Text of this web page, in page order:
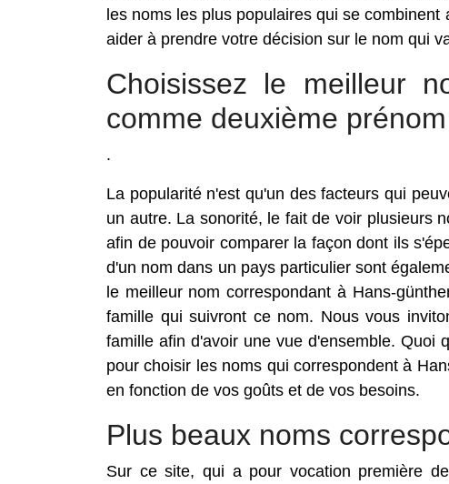
les noms les plus populaires qui se
aider à prendre votre décision sur le nom qui
Choisissez le meilleur
comme deuxième prénom
.
La popularité n'est qu'un des facteurs qui
un autre. La sonorité, le fait de voir plusieurs
afin de pouvoir comparer la façon dont ils
d'un nom dans un pays particulier sont
le meilleur nom correspondant à Hans-
famille qui suivront ce nom. Nous vous
famille afin d'avoir une vue d'ensemble. Quoi
pour choisir les noms qui correspondent à
en fonction de vos goûts et de vos besoins.
Plus beaux noms
Sur ce site, qui a pour vocation première